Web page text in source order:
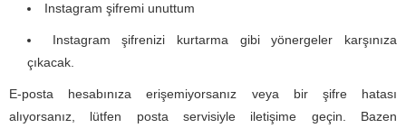
Instagram şifremi unuttum
Instagram şifrenizi kurtarma gibi yönergeler karşınıza
çıkacak.
E-posta hesabınıza erişemiyorsanız veya bir şifre hatası
alıyorsanız, lütfen posta servisiyle iletişime geçin. Bazen